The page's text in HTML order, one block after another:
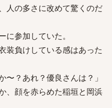
人の多さに改めて驚くのだ
参加していた。
装負けしている感はあった
〜？あれ？優良さんは？」
、顔を赤らめた稲垣と岡浜